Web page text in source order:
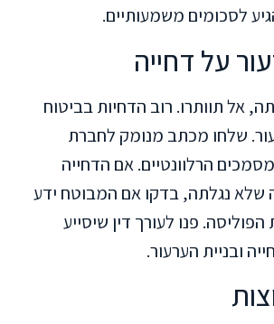
לסכומים משמעותיים.
אל תוותרו. רוב הדחיות בביטוח
שלחו מכתב מנומק לחברת
הרלוונטיים. אם הדחייה
נגלתה, בדקו אם המבוטח ידע
פנו לעורך דין שיסייע
ובניית הערעור.